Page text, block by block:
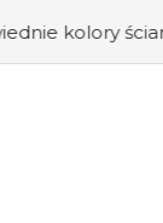
do salonu